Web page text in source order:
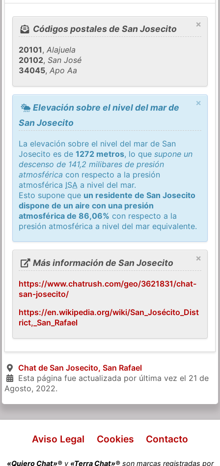
×
Códigos postales de San Josecito
20101,Alajuela
20102,San José
34045,Apo Aa
×
Elevación sobre el nivel del mar de
San Josecito
La elevación sobre el nivel del mar de San
Josecito es de1272 metros, lo quesupone un
descenso de 141,2 milibares de presión
atmosférica con respecto a la presión
atmosférica ISA a nivel del mar.
Esto supone que un residente de San Josecito
dispone de un aire con una presión
atmosférica de 86,06% con respecto a la
presión atmosférica a nivel del mar equivalente.
×
Más información de San Josecito
https://www.chatrush.com/geo/3621831/chat-
san-josecito/
https://en.wikipedia.org/wiki/San_Josécito_Dist
rict,_San_Rafael
Chat de San Josecito, San Rafael
Esta página fue actualizada por última vez el 21 de
Agosto, 2022.
Aviso Legal Cookies Contacto
«Quiero Chat»®y «Terra Chat»®son marcas registradas por